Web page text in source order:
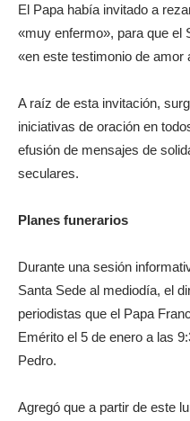
El Papa había invitado a
«muy enfermo», para que el
«en este testimonio de amor
A raíz de esta invitación,
iniciativas de oración en
efusión de mensajes de
seculares.
Planes funerarios
Durante una sesión
Santa Sede al mediodía, el
periodistas que el Papa
Emérito el 5 de enero a las
Pedro.
Agregó que a partir de este